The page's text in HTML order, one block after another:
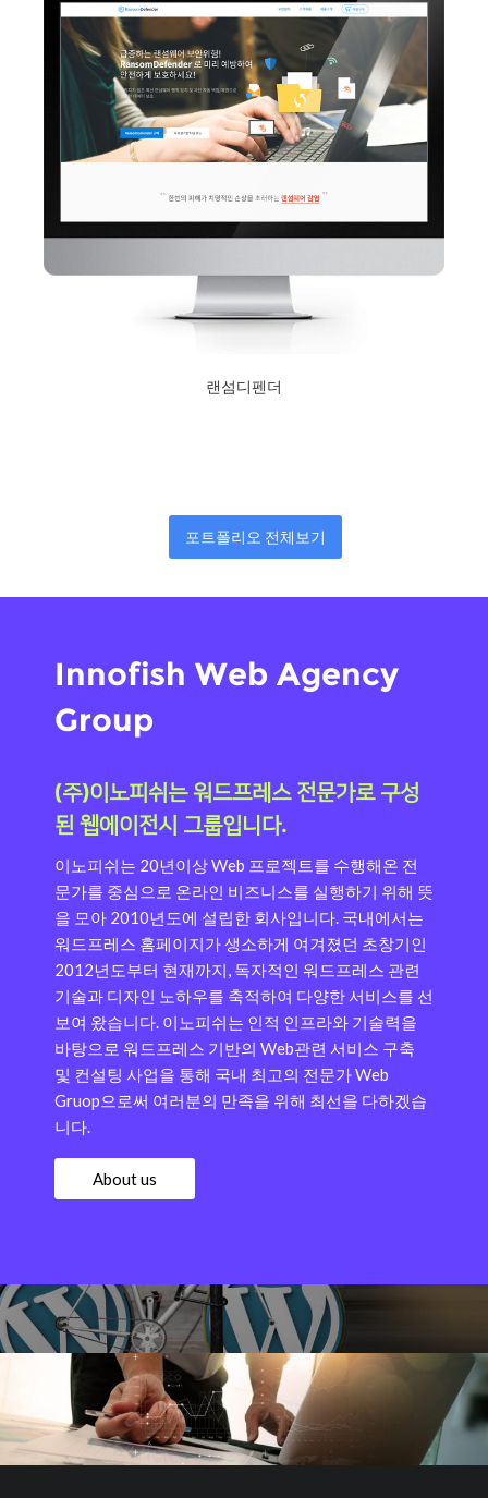
랜섬디펜더
포트폴리오 전체보기
Innofish Web Agency
Group
(주)이노피쉬는 워드프레스 전문가로 구성
된 웹에이전시 그룹입니다.
이노피쉬는 20년이상 Web 프로젝트를 수행해온 전
문가를 중심으로 온라인 비즈니스를 실행하기 위해 뜻
을 모아 2010년도에 설립한 회사입니다. 국내에서는
워드프레스 홈페이지가 생소하게 여겨졌던 초창기인
2012년도부터 현재까지, 독자적인 워드프레스 관련
기술과 디자인 노하우를 축적하여 다양한 서비스를 선
보여 왔습니다. 이노피쉬는 인적 인프라와 기술력을
바탕으로 워드프레스 기반의 Web관련 서비스 구축
및 컨설팅 사업을 통해 국내 최고의 전문가 Web
Gruop으로써 여러분의 만족을 위해 최선을 다하겠습
니다.
About us